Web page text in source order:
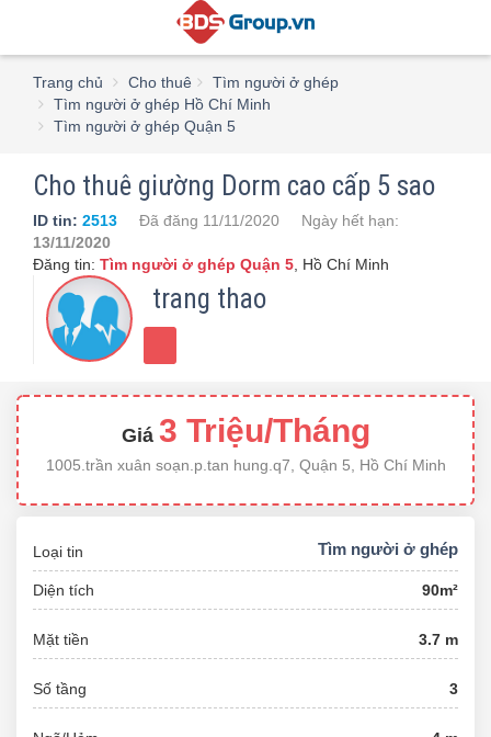
Trang chủ Cho thuê
Tìm người ở ghép
Tìm người ở ghép Hồ Chí Minh
Tìm người ở ghép Quận 5
Cho thuê giường Dorm cao cấp 5 sao
ID tin: 2513 Đã đăng 11/11/2020
Ngày hết hạn:
13/11/2020
Đăng tin: Tìm người ở ghép Quận 5 Hồ Chí Minh
trang thao
Giá 3 Triệu/Tháng
1005.trần xuân soạn.p.tan hung.q7, Quận 5, Hồ Chí Minh
Loại tin Tìm người ở ghép
Diện tích 90m²
Mặt tiền 3.7 m
Số tầng 3